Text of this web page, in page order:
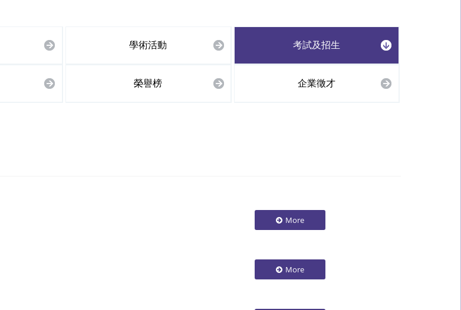
學術活動 考試及招生
榮譽榜 企業徵才
More
More